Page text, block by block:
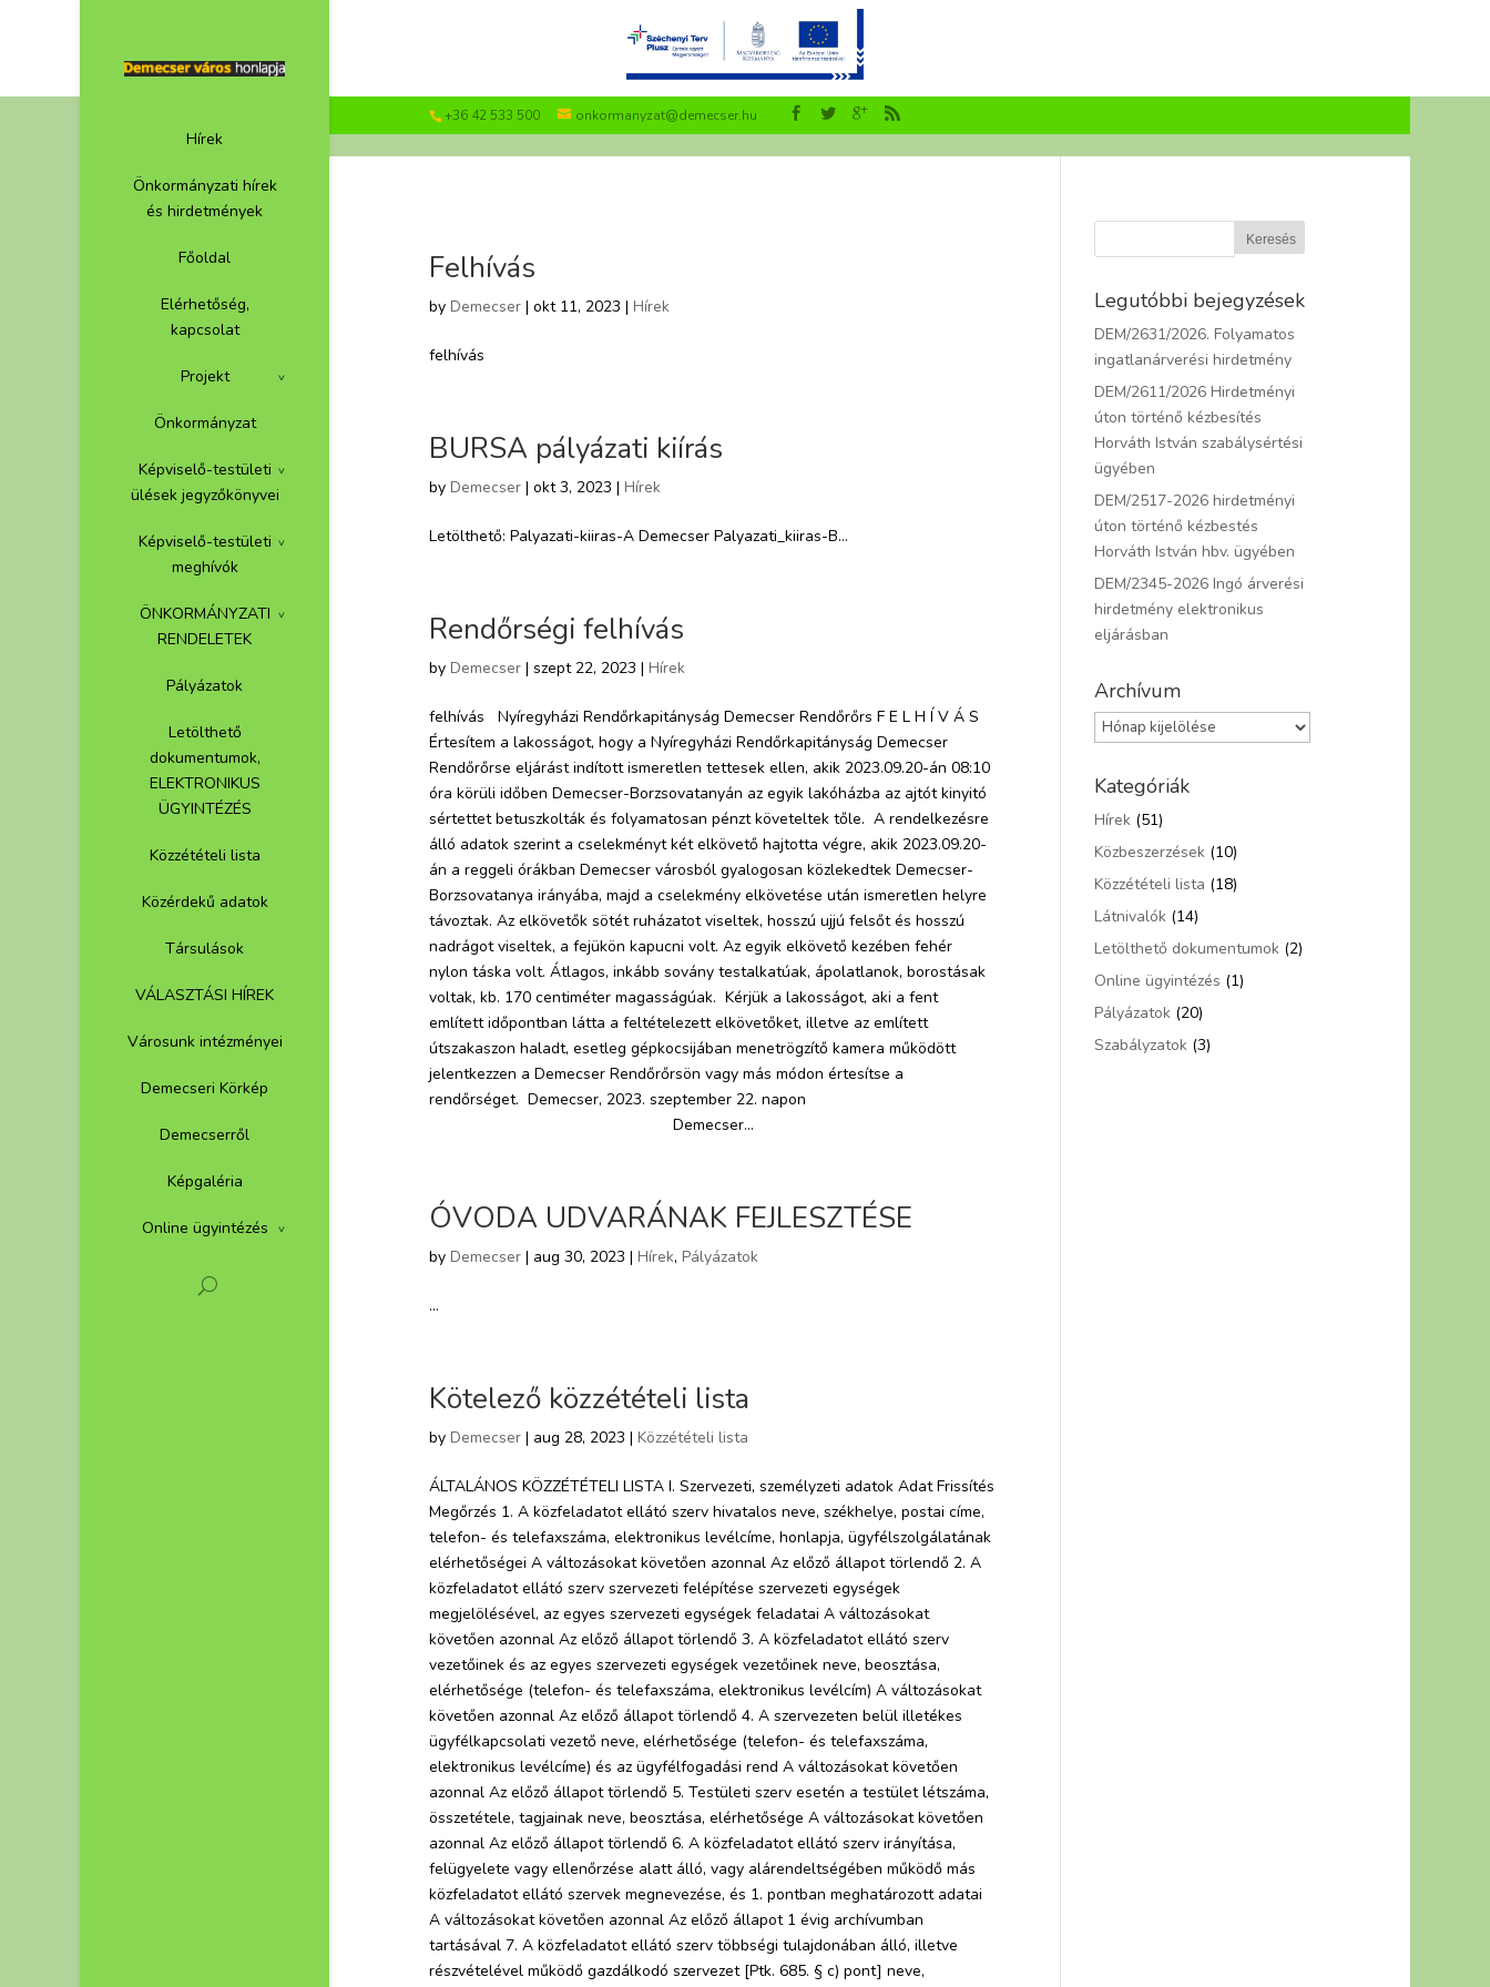
+36 42 533 500 onkormanyzat@demecser.hu
Hírek
Önkormányzati hírek
és hirdetmények
Főoldal
Elérhetőség,
kapcsolat
Projekt
Önkormányzat
Képviselő-testületi
ülések jegyzőkönyvei
Képviselő-testületi
meghívók
ÖNKORMÁNYZATI
RENDELETEK
Pályázatok
Letölthető
dokumentumok,
ELEKTRONIKUS
ÜGYINTÉZÉS
Közzétételi lista
Közérdekű adatok
Társulások
VÁLASZTÁSI HÍREK
Városunk intézményei
Demecseri Körkép
Demecserről
Képgaléria
Online ügyintézés
Felhívás
by Demecser | okt 11, 2023 | Hírek
felhívás
BURSA pályázati kiírás
by Demecser | okt 3, 2023 | Hírek
Letölthető: Palyazati-kiiras-A Demecser Palyazati_kiiras-B...
Rendőrségi felhívás
by Demecser | szept 22, 2023 | Hírek
felhívás Nyíregyházi Rendőrkapitányság Demecser Rendőrőrs F E L H Í V Á S
Értesítem a lakosságot, hogy a Nyíregyházi Rendőrkapitányság Demecser
Rendőrőrse eljárást indított ismeretlen tettesek ellen, akik 2023.09.20-án 08:10
óra körüli időben Demecser-Borzsovatanyán az egyik lakóházba az ajtót kinyitó
sértettet betuszkolták és folyamatosan pénzt követeltek tőle. A rendelkezésre
álló adatok szerint a cselekményt két elkövető hajtotta végre, akik 2023.09.20-
án a reggeli órákban Demecser városból gyalogosan közlekedtek Demecser-
Borzsovatanya irányába, majd a cselekmény elkövetése után ismeretlen helyre
távoztak. Az elkövetők sötét ruházatot viseltek, hosszú ujjú felsőt és hosszú
nadrágot viseltek, a fejükön kapucni volt. Az egyik elkövető kezében fehér
nylon táska volt. Átlagos, inkább sovány testalkatúak, ápolatlanok, borostásak
voltak, kb. 170 centiméter magasságúak. Kérjük a lakosságot, aki a fent
említett időpontban látta a feltételezett elkövetőket, illetve az említett
útszakaszon haladt, esetleg gépkocsijában menetrögzítő kamera működött
jelentkezzen a Demecser Rendőrőrsön vagy más módon értesítse a
rendőrséget. Demecser, 2023. szeptember 22. napon
Demecser...
ÓVODA UDVARÁNAK FEJLESZTÉSE
by Demecser | aug 30, 2023 | Hírek, Pályázatok
...
Kötelező közzétételi lista
by Demecser | aug 28, 2023 | Közzétételi lista
ÁLTALÁNOS KÖZZÉTÉTELI LISTA I. Szervezeti, személyzeti adatok Adat Frissítés
Megőrzés 1. A közfeladatot ellátó szerv hivatalos neve, székhelye, postai címe,
telefon- és telefaxszáma, elektronikus levélcíme, honlapja, ügyfélszolgálatának
elérhetőségei A változásokat követően azonnal Az előző állapot törlendő 2. A
közfeladatot ellátó szerv szervezeti felépítése szervezeti egységek
megjelölésével, az egyes szervezeti egységek feladatai A változásokat
követően azonnal Az előző állapot törlendő 3. A közfeladatot ellátó szerv
vezetőinek és az egyes szervezeti egységek vezetőinek neve, beosztása,
elérhetősége (telefon- és telefaxszáma, elektronikus levélcím) A változásokat
követően azonnal Az előző állapot törlendő 4. A szervezeten belül illetékes
ügyfélkapcsolati vezető neve, elérhetősége (telefon- és telefaxszáma,
elektronikus levélcíme) és az ügyfélfogadási rend A változásokat követően
azonnal Az előző állapot törlendő 5. Testületi szerv esetén a testület létszáma,
összetétele, tagjainak neve, beosztása, elérhetősége A változásokat követően
azonnal Az előző állapot törlendő 6. A közfeladatot ellátó szerv irányítása,
felügyelete vagy ellenőrzése alatt álló, vagy alárendeltségében működő más
közfeladatot ellátó szervek megnevezése, és 1. pontban meghatározott adatai
A változásokat követően azonnal Az előző állapot 1 évig archívumban
tartásával 7. A közfeladatot ellátó szerv többségi tulajdonában álló, illetve
részvételével működő gazdálkodó szervezet [Ptk. 685. § c) pont] neve,
Legutóbbi bejegyzések
DEM/2631/2026. Folyamatos
ingatlanárverési hirdetmény
DEM/2611/2026 Hirdetményi
úton történő kézbesítés
Horváth István szabálysértési
ügyében
DEM/2517-2026 hirdetményi
úton történő kézbestés
Horváth István hbv. ügyében
DEM/2345-2026 Ingó árverési
hirdetmény elektronikus
eljárásban
Archívum
Archívum
Kategóriák
Hírek (51)
Közbeszerzések (10)
Közzétételi lista (18)
Látnivalók (14)
Letölthető dokumentumok (2)
Online ügyintézés (1)
Pályázatok (20)
Szabályzatok (3)